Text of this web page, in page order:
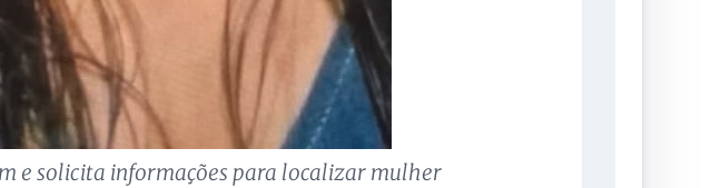
e solicita informações para localizar mulher